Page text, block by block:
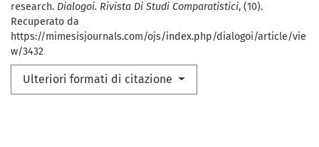
research. Dialogoi. Rivista Di Studi Comparatistici, (10).
Recuperato da
https://mimesisjournals.com/ojs/index.php/dialogoi/article/vie
w/3432
Ulteriori formati di citazione